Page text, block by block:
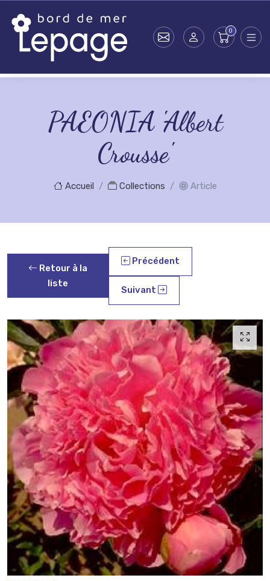
PAEONIA 'Albert
Crousse'
Accueil Collections Article
Retour à la
liste
Précédent
Suivant